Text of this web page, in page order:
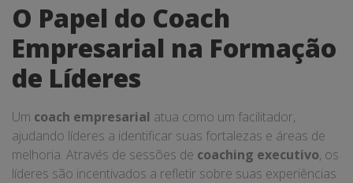
O Papel do Coach
Empresarial na Formação
de Líderes
Um coach empresarial atua como um facilitador,
ajudando líderes a identificar suas fortalezas e áreas de
melhoria. Através de sessões de coaching executivo, os
líderes são incentivados a refletir sobre suas experiências